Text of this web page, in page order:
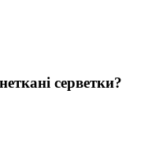
серветки?